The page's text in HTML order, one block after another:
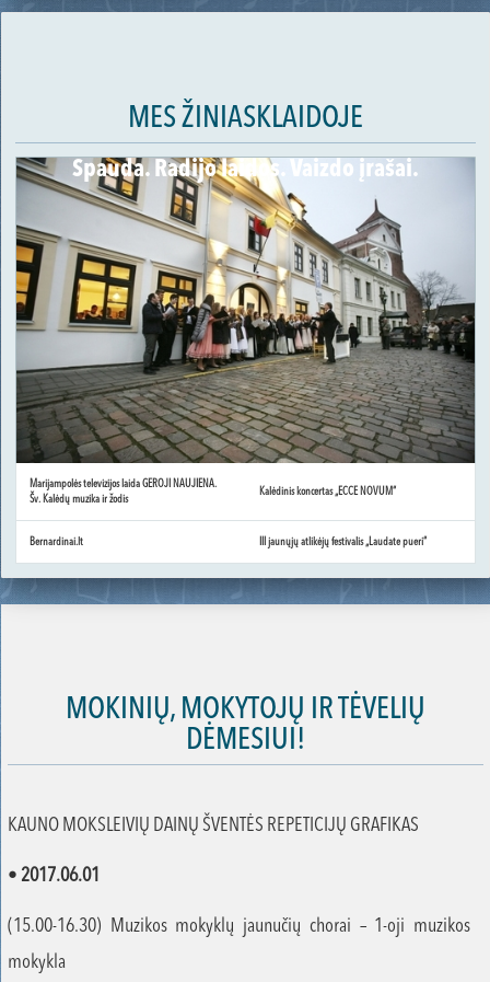
MES ŽINIASKLAIDOJE
Spauda. Radijo laidos. Vaizdo įrašai.
Marijampolės televizijos laida GEROJI NAUJIENA.
Šv. Kalėdų muzika ir žodis
Kalėdinis koncertas „ECCE NOVUM“
Bernardinai.lt III jaunųjų atlikėjų festivalis „Laudate pueri“
MOKINIŲ, MOKYTOJŲ IR TĖVELIŲ
DĖMESIUI!
KAUNO MOKSLEIVIŲ DAINŲ ŠVENTĖS REPETICIJŲ GRAFIKAS
• 2017.06.01
(15.00-16.30) Muzikos mokyklų jaunučių chorai – 1-oji muzikos
mokykla